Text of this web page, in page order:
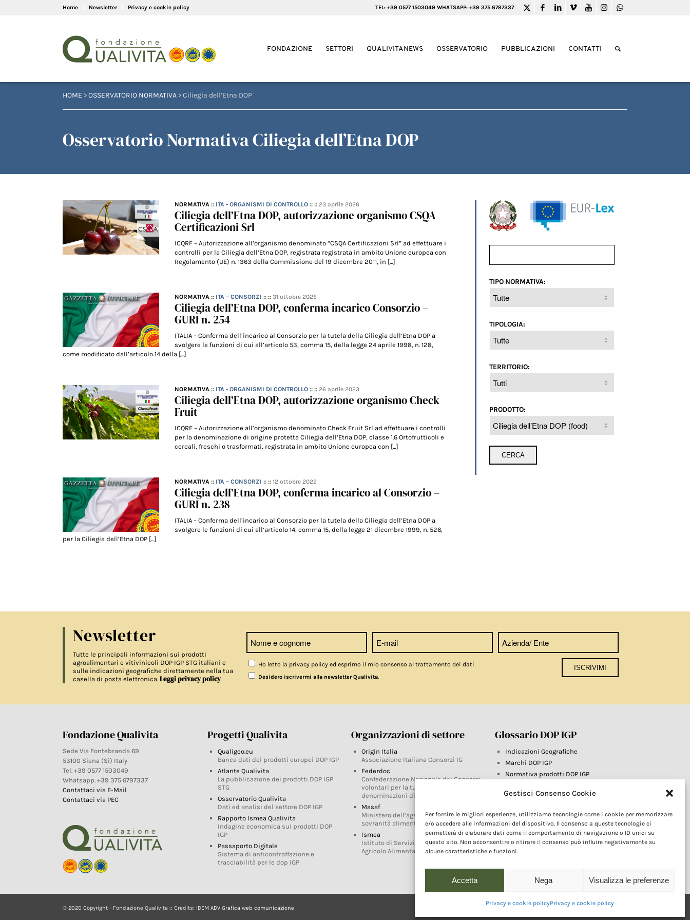
Gestisci Consenso Cookie
Per fornire le migliori esperienze, utilizziamo tecnologie come i cookie per memorizzare
e/o accedere alle informazioni del dispositivo. Il consenso a queste tecnologie ci
permetterà di elaborare dati come il comportamento di navigazione o ID unici su
questo sito. Non acconsentire o ritirare il consenso può influire negativamente su
alcune caratteristiche e funzioni.
Accetta Nega Visualizza le preferenze
Privacy e cookie policyPrivacy e cookie policy
Home Newsletter Privacy e cookie policy TEL: +39 0577 1503049 WHATSAPP: +39 375 6797337
FONDAZIONE SETTORI QUALIVITANEWS OSSERVATORIO PUBBLICAZIONI CONTATTI
HOME >OSSERVATORIO NORMATIVA > Ciliegia dell’Etna DOP
Osservatorio Normativa Ciliegia dell’Etna DOP
NORMATIVA :: ITA - ORGANISMI DI CONTROLLO :: ::23 aprile 2026
Ciliegia dell’Etna DOP, autorizzazione organismo CSQA
Certificazioni Srl
ICQRF – Autorizzazione all’organismo denominato “CSQA Certificazioni Srl” ad effettuare i
controlli per la Ciliegia dell’Etna DOP, registrata registrata in ambito Unione europea con
Regolamento (UE) n. 1363 della Commissione del 19 dicembre 2011, in […]
NORMATIVA :: ITA – CONSORZI :: ::31 ottobre 2025
Ciliegia dell’Etna DOP, conferma incarico Consorzio –
GURI n. 254
ITALIA – Conferma dell’incarico al Consorzio per la tutela della Ciliegia dell’Etna DOP a
svolgere le funzioni di cui all’articolo 53, comma 15, della legge 24 aprile 1998, n. 128,
come modificato dall’articolo 14 della […]
NORMATIVA :: ITA - ORGANISMI DI CONTROLLO :: ::26 aprile 2023
Ciliegia dell’Etna DOP, autorizzazione organismo Check
Fruit
ICQRF – Autorizzazione all’organismo denominato Check Fruit Srl ad effettuare i controlli
per la denominazione di origine protetta Ciliegia dell’Etna DOP, classe 1.6 Ortofrutticoli e
cereali, freschi o trasformati, registrata in ambito Unione europea con […]
NORMATIVA :: ITA – CONSORZI :: ::12 ottobre 2022
Ciliegia dell’Etna DOP, conferma incarico al Consorzio –
GURI n. 238
ITALIA – Conferma dell’incarico al Consorzio per la tutela della Ciliegia dell’Etna DOP a
svolgere le funzioni di cui all’articolo 14, comma 15, della legge 21 dicembre 1999, n. 526,
per la Ciliegia dell’Etna DOP […]
TIPO NORMATIVA:
TIPOLOGIA:
TERRITORIO:
PRODOTTO:
Newsletter
Tutte le principali informazioni sui prodotti
agroalimentari e vitivinicoli DOP IGP STG italiani e
sulle indicazioni geografiche direttamente nella tua
casella di posta elettronica. Leggi privacy policy
Ho letto la privacy policy ed esprimo il mio consenso al trattamento dei dati
Desidero iscrivermi alla newsletter Qualivita.
Fondazione Qualivita
Sede Via Fontebranda 69
53100 Siena (Si) Italy
Tel. +39 0577 1503049
Whatsapp. +39 375 6797337
Contattaci via E-Mail
Contattaci via PEC
Progetti Qualivita
Qualigeo.eu
Banca dati dei prodotti europei DOP IGP
Atlante Qualivita
La pubblicazione dei prodotti DOP IGP
STG
Osservatorio Qualivita
Dati ed analisi del settore DOP IGP
Rapporto Ismea Qualivita
Indagine economica sui prodotti DOP
IGP
Passaporto Digitale
Sistema di anticontraffazione e
tracciabilità per le dop IGP
Organizzazioni di settore
Origin Italia
Associazione Italiana Consorzi IG
Federdoc
Confederazione Nazionale dei Consorzi
volontari per la tutela delle
denominazioni di origine
Masaf
Ministero dell’agricoltura, della
sovranità alimentare e delle foreste
Ismea
Istituto di Servizi per il Mercato
Agricolo Alimentare
Glossario DOP IGP
Indicazioni Geografiche
Marchi DOP IGP
Normativa prodotti DOP IGP
Farm To Fork e prodotti DOP IGP
Riforma Sistema IG
Turismo DOP
© 2020 Copyright - Fondazione Qualivita :: Credits: IDEM ADV Grafica web comunicazione